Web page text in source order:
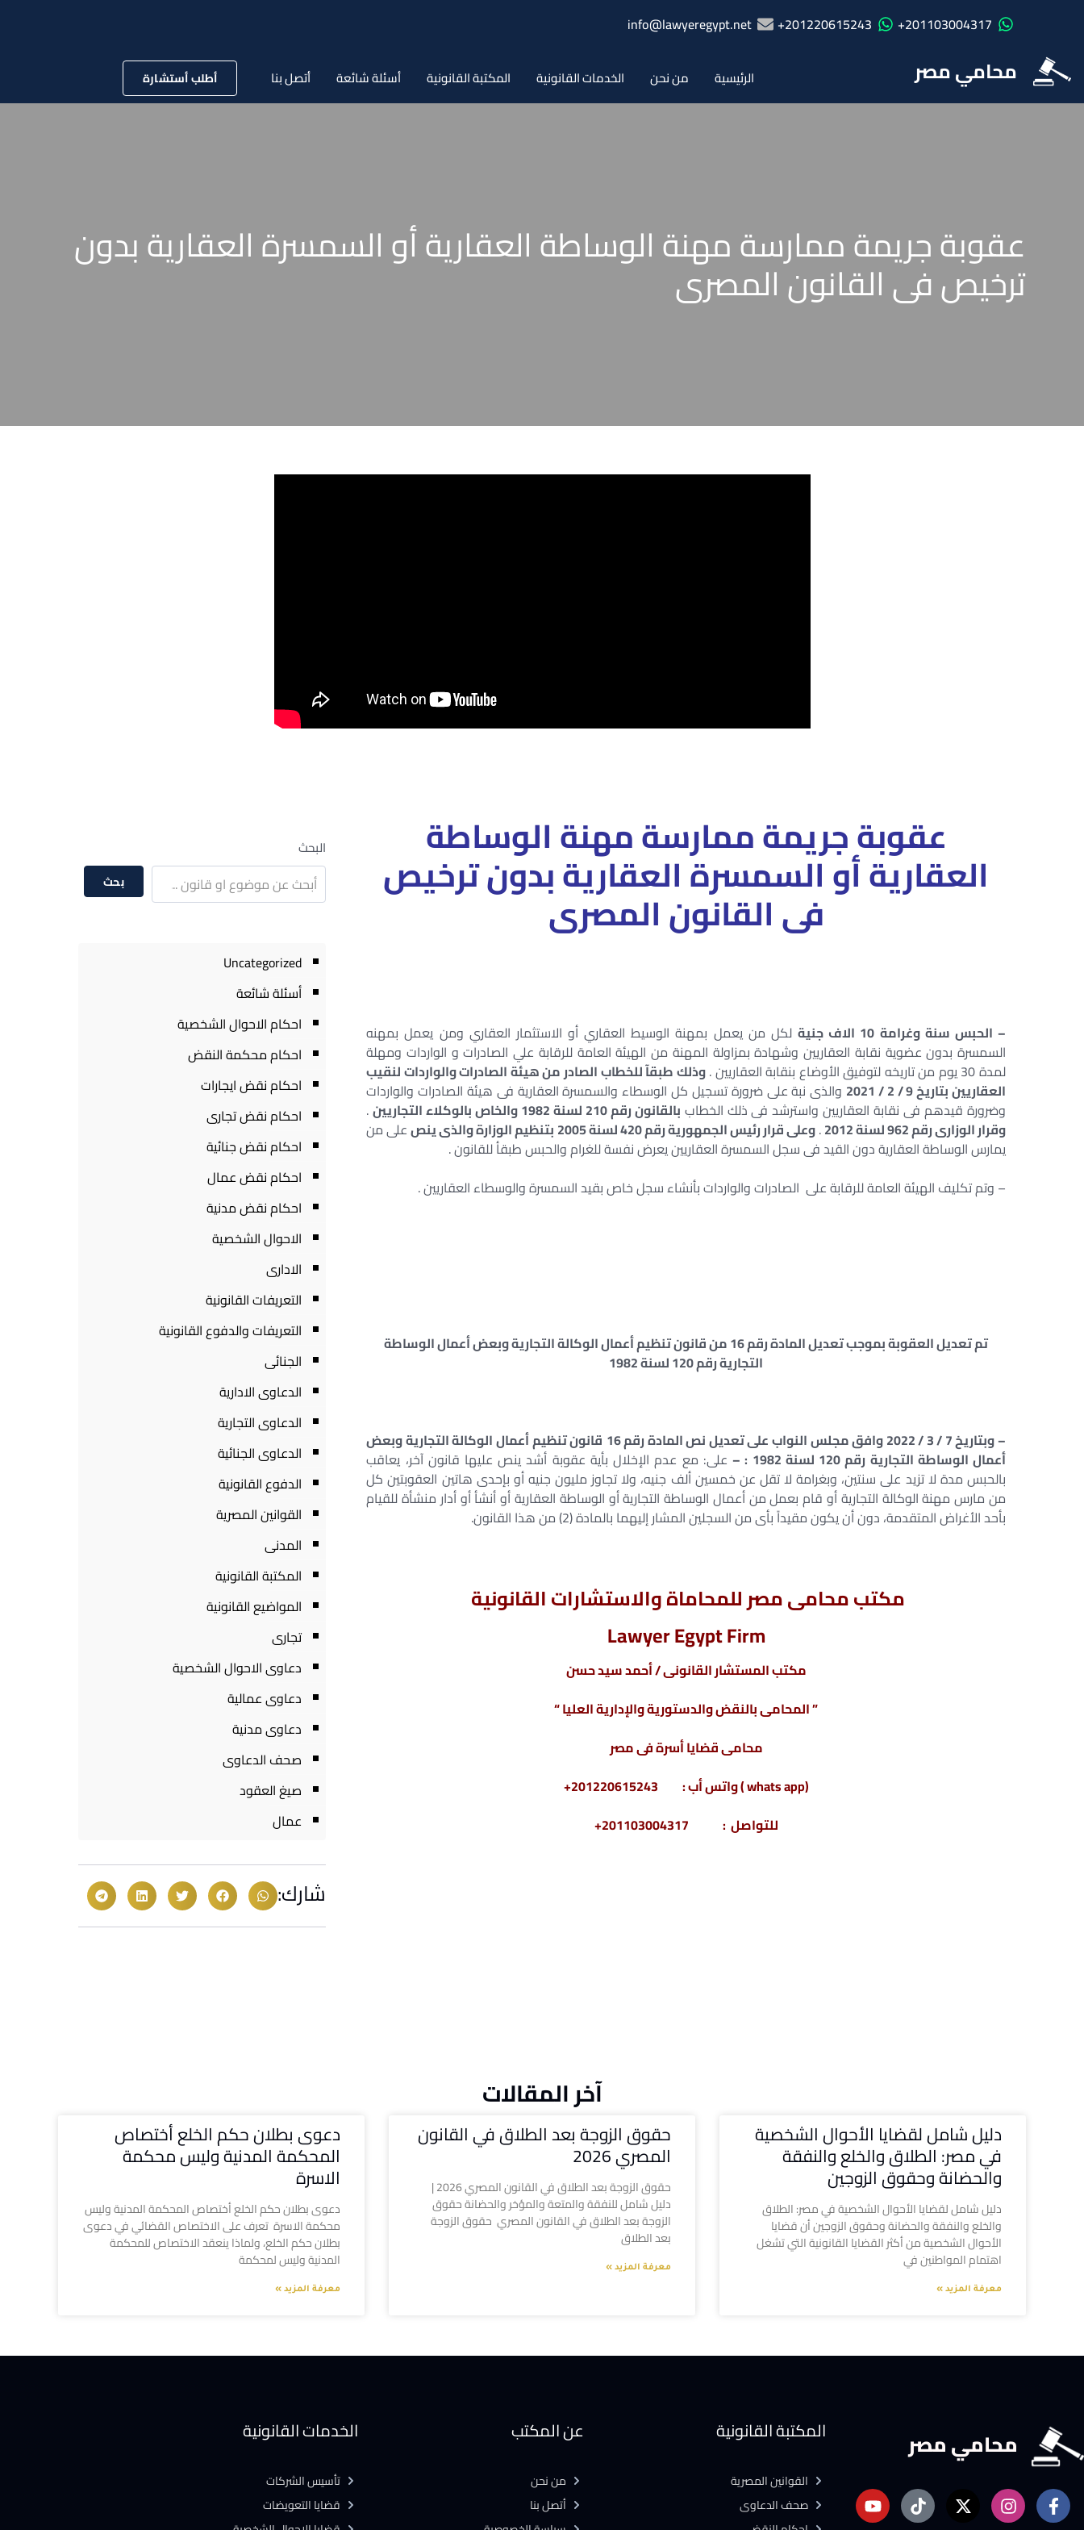
201103004317+
201220615243+
info@lawyeregypt.net
محامي مصر الرئيسية من نحن الخدمات القانونية المكتبة القانونية أسئلة شائعة أتصل بنا أطلب أستشارة
عقوبة جريمة ممارسة مهنة الوساطة العقارية أو السمسرة العقارية بدون
ترخيص فى القانون المصرى
عقوبة جريمة ممارسة مهنة الوساطة
العقارية أو السمسرة العقارية بدون ترخيص
فى القانون المصرى
– الحبس سنة وغرامة 10 الاف جنية
لكل من يعمل بمهنة الوسيط العقاري أو الاستثمار العقاري ومن يعمل بمهنه
السمسرة بدون عضوية نقابة العقاريين وشهادة بمزاولة المهنة من الهيئة العامة للرقابة علي الصادرات و الواردات ومهلة
لمدة 30 يوم من تاريخه لتوفيق الأوضاع بنقابة العقاريين .
وذلك طبقآ للخطاب الصادر من هيئة الصادرات والواردات لنقيب
العقاريين بتاريخ 9 / 2 / 2021
والذى نبة على ضرورة تسجيل كل الوسطاء والسمسرة العقارية فى هيئة الصادرات والواردات
وضرورة قيدهم فى نقابة العقاريين واسترشد فى ذلك الخطاب بالقانون رقم 210 لسنة 1982 والخاص بالوكلاء التجاريين
.
وقرار الوزارى رقم 962 لسنة 2012
.وعلى قرار رئيس الجمهورية رقم 420 لسنة 2005 بتنظيم الوزارة والذى ينص
على من
يمارس الوساطة العقارية دون القيد فى سجل السمسرة العقاريين يعرض نفسة للغرام والحبس طبقأ للقانون .
– وتم تكليف الهيئة العامة للرقابة على الصادرات والواردات بأنشاء سجل خاص بقيد السمسرة والوسطاء العقاريين .
تم تعديل العقوبة بموجب تعديل المادة رقم 16 من قانون تنظيم أعمال الوكالة التجارية وبعض أعمال الوساطة
التجارية رقم 120 لسنة 1982
– وبتاريخ 7 / 3 / 2022 وافق مجلس النواب على تعديل نص المادة رقم 16
قانون تنظيم أعمال الوكالة التجارية وبعض
أعمال الوساطة التجارية رقم 120 لسنة 1982 : –
على: مع عدم الإخلال بأية عقوبة أشد ينص عليها قانون آخر، يعاقب
بالحبس مدة لا تزيد على سنتين، وبغرامة لا تقل عن خمسين ألف جنيه، ولا تجاوز مليون جنيه أو بإحدى هاتين العقوبتين كل
من مارس مهنة الوكالة التجارية أو قام بعمل من أعمال الوساطة التجارية أو الوساطة العقارية أو أنشأ أو أدار منشأة للقيام
بأحد الأغراض المتقدمة، دون أن يكون مقيداً بأى من السجلين المشار إليهما بالمادة (2) من هذا القانون.
مكتب محامى مصر للمحاماة والاستشارات القانونية
Lawyer Egypt Firm
مكتب المستشار القانونى / أحمد سيد حسن
” المحامى بالنقض والدستورية والإدارية العليا “
محامى قضايا أسرة فى مصر
(whats app ) واتس أب : 201220615243+
للتواصل : 201103004317+
البحث
بحث
Uncategorized
أسئلة شائعة
احكام الاحوال الشخصية
احكام محكمة النقض
احكام نقض ايجارات
احكام نقض تجارى
احكام نقض جنائية
احكام نقض عمال
احكام نقض مدنية
الاحوال الشخصية
الادارى
التعريفات القانونية
التعريفات والدفوع القانونية
الجنائى
الدعاوى الادارية
الدعاوى التجارية
الدعاوى الجنائية
الدفوع القانونية
القوانين المصرية
المدنى
المكتبة القانونية
المواضيع القانونية
تجارى
دعاوى الاحوال الشخصية
دعاوى عمالية
دعاوى مدنية
صحف الدعاوى
صيغ العقود
عمال
شارك:
آخر المقالات
دليل شامل لقضايا الأحوال الشخصية
في مصر: الطلاق والخلع والنفقة
والحضانة وحقوق الزوجين
دليل شامل لقضايا الأحوال الشخصية في مصر: الطلاق
والخلع والنفقة والحضانة وحقوق الزوجين أن قضايا
الأحوال الشخصية من أكثر القضايا القانونية التي تشغل
اهتمام المواطنين في
معرفة المزيد »
حقوق الزوجة بعد الطلاق في القانون
المصري 2026
حقوق الزوجة بعد الطلاق في القانون المصري 2026 |
دليل شامل للنفقة والمتعة والمؤخر والحضانة حقوق
الزوجة بعد الطلاق في القانون المصري حقوق الزوجة
بعد الطلاق
معرفة المزيد »
دعوى بطلان حكم الخلع أختصاص
المحكمة المدنية وليس محكمة
الاسرة
دعوى بطلان حكم الخلع أختصاص المحكمة المدنية وليس
محكمة الاسرة تعرف على الاختصاص القضائي في دعوى
بطلان حكم الخلع، ولماذا ينعقد الاختصاص للمحكمة
المدنية وليس لمحكمة
معرفة المزيد »
محامي مصر المكتبة القانونية
القوانين المصرية
صحف الدعاوى
عن المكتب
من نحن
أتصل بنا
الخدمات القانونية
تأسيس الشركات
قضايا التعويضات